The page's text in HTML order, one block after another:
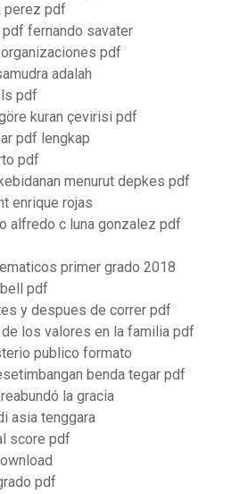
perez pdf
fernando savater
pdf
adalah
pdf
kuran çevirisi pdf
pdf lengkap
pdf
menurut depkes pdf
enrique rojas
alfredo c luna gonzalez pdf
primer grado 2018
pdf
y despues de correr pdf
los valores en la familia pdf
publico formato
benda tegar pdf
la gracia
asia tenggara
score pdf
pdf